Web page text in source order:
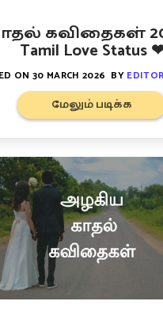
கவிதைகள்
Tamil Love Status
ON 30 MARCH 2026 BY
மேலும் படிக்க